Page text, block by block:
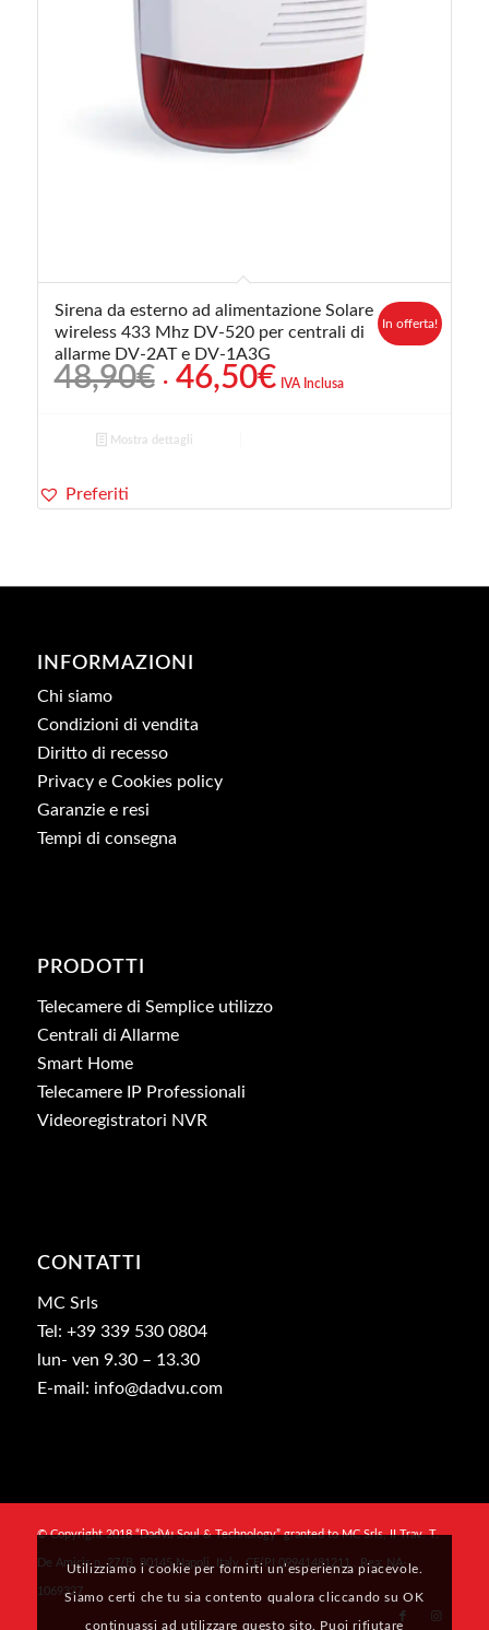
Sirena da esterno ad alimentazione Solare
wireless 433 Mhz DV-520 per centrali di
allarme DV-2AT e DV-1A3G
48,90€ Il
prezzo
originale
era:
46,50€IlIVA Inclusa
In offerta!
Mostra dettagli
Preferiti
INFORMAZIONI
Chi siamo
Condizioni di vendita
Diritto di recesso
Privacy e Cookies policy
Garanzie e resi
Tempi di consegna
PRODOTTI
Telecamere di Semplice utilizzo
Centrali di Allarme
Smart Home
Telecamere IP Professionali
Videoregistratori NVR
CONTATTI
MC Srls
Tel: +39 339 530 0804
lun- ven 9.30 – 13.30
E-mail: info@dadvu.com
© Copyright 2018 “DadVu Soul & Technology” granted to MC Srls, II Trav. T.
De Amicis n. 27/B, 80145 Napoli, Italy, CF/PI 09941481211 , Rea: NA-
1069327
Utilizziamo i cookie per fornirti un’esperienza piacevole.
Siamo certi che tu sia contento qualora cliccando su OK
continuassi ad utilizzare questo sito. Puoi rifiutare